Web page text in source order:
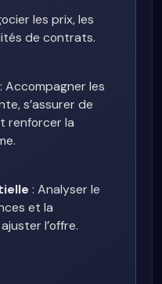
les prix, les
de contrats.
: Accompagner les
s’assurer de
renforcer la
: Analyser le
et la
l’offre.